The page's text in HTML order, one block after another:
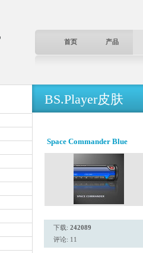
首页 产品
BS.Player皮肤
Space Commander Blue
下载: 242089
评论: 11